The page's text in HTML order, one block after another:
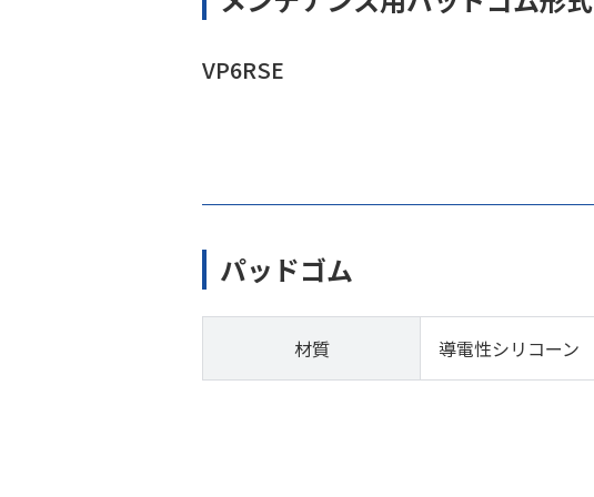
VP6RSE
パッドゴム
材質 導電性シリコーン